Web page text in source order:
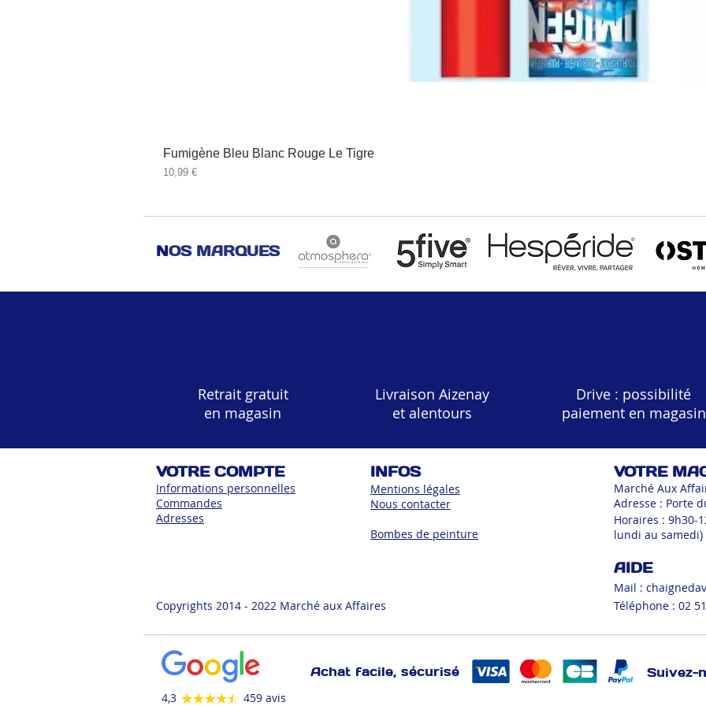
Fumigène Bleu Blanc Rouge Le Tigre
Prix
10,99 €
NOS MARQUES
Retrait gratuit
en magasin
Livraison Aizenay
et alentours
Drive : possibilité
paiement en magasin
VOTRE COMPTE
Informations personnelles
Commandes
Adresses
INFOS
Mentions légales
Nous contacter
Bombes de peinture
Copyrights 2014 - 2022 Marché aux Affaires
VOTRE
Marché Aux
Adresse : Porte
Horaires : 9h30-
lundi au samedi)
AIDE
Mail :
Téléphone : 02
4,3 459 avis
Achat facile, sécurisé Suivez-